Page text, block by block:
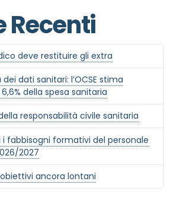
Recenti
deve restituire gli extra
dati sanitari: l’OCSE stima
della spesa sanitaria
responsabilità civile sanitaria
i fabbisogni formativi del personale
2027
ancora lontani